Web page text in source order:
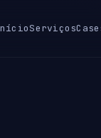
Serviços